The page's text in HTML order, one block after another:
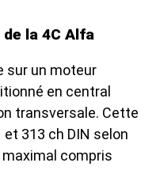
la 4C Alfa
sur un moteur
en central
transversale. Cette
313 ch DIN selon
compris